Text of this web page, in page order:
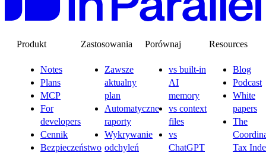
Produkt
Notes
Plans
MCP
For
developers
Cennik
Bezpieczeństwo
Zastosowania
Zawsze
aktualny
plan
Automatyczne
raporty
Wykrywanie
odchyleń
Porównaj
vs built-in
AI
memory
vs context
files
vs
ChatGPT
Resources
Blog
Podcast
White
papers
The
Tax